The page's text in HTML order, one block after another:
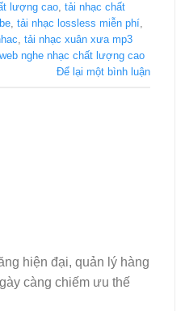
lượng cao, tải nhạc chất
, tải nhạc lossless miễn phí,
, tải nhạc xuân xưa mp3
web nghe nhạc chất lượng cao
Để lại một bình luận
hiện đại, quản lý hàng
càng chiếm ưu thế